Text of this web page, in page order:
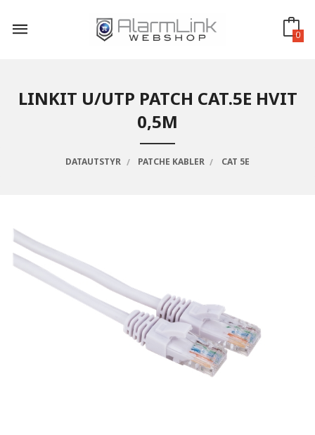
innholdet
0
LINKIT U/UTP PATCH CAT.5E HVIT
0,5M
DATAUTSTYR PATCHE KABLER CAT 5E